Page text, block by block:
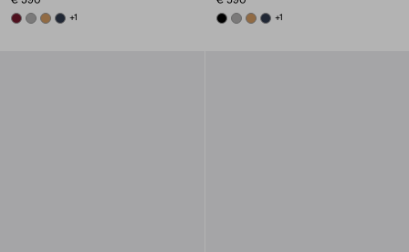
BURGUNDY
MARBLE GRAY
CAMEL BROWN
NAVY
+1 BLACKMARBLE GRAY
CAMEL BROWN
NAVY
+1